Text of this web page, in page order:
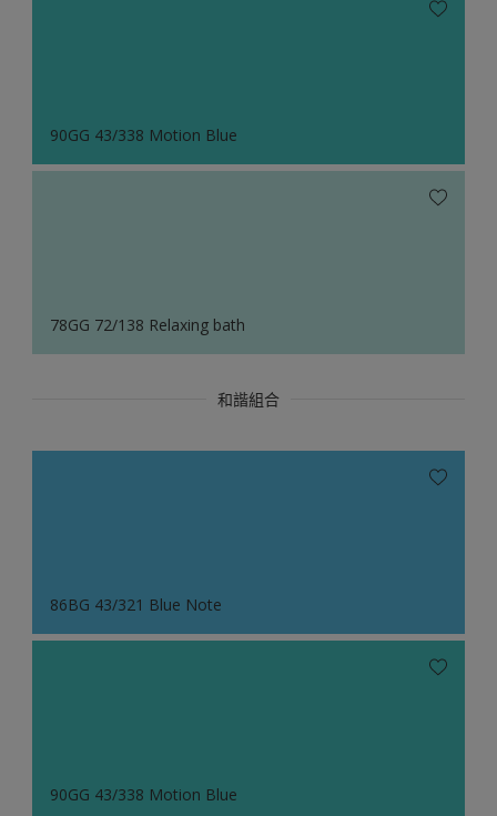
90GG 43/338 Motion Blue
78GG 72/138 Relaxing bath
和諧組合
86BG 43/321 Blue Note
90GG 43/338 Motion Blue